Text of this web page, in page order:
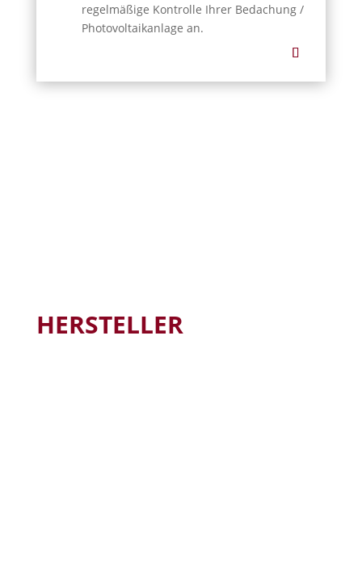
regelmäßige Kontrolle Ihrer Bedachung /
Photovoltaikanlage an.
HERSTELLER